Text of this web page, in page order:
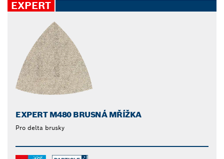
EXPERT
EXPERT M480 BRUSNÁ MŘÍŽKA
Pro delta brusky